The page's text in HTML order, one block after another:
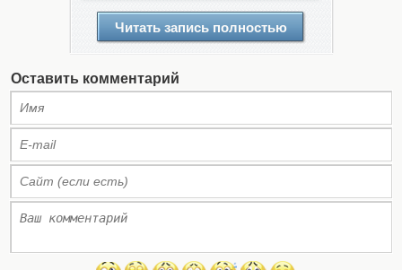
Читать запись полностью
Оставить комментарий